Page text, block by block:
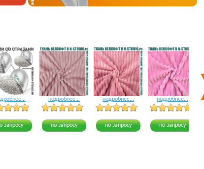
5 голосов
запросу
подробнее...
12 голосов
по запросу
подробнее...
8 голосов
по запросу
подробнее...
по запросу